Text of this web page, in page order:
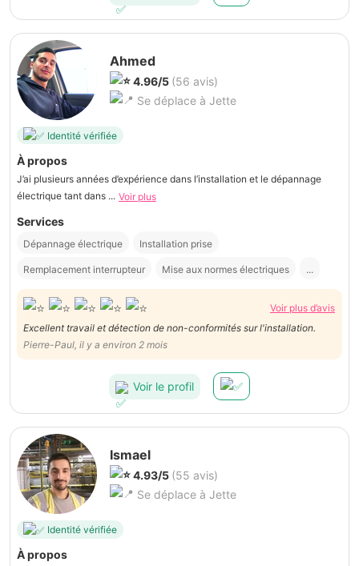
Ahmed
4.96/5 (56 avis)
Se déplace à Jette
Identité vérifiée
À propos
J’ai plusieurs années d’expérience dans l’installation et le dépannage
électrique tant dans ... Voir plus
Services
Dépannage électrique Installation prise
Remplacement interrupteur Mise aux normes électriques ...
Voir plus d’avis
Excellent travail et détection de non-conformités sur l'installation.
Pierre-Paul, il y a environ 2 mois
Voir le profil
Ismael
4.93/5 (55 avis)
Se déplace à Jette
Identité vérifiée
À propos